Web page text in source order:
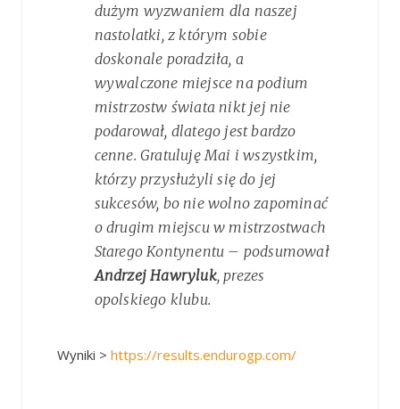
dużym wyzwaniem dla naszej
nastolatki, z którym sobie
doskonale poradziła, a
wywalczone miejsce na podium
mistrzostw świata nikt jej nie
podarował, dlatego jest bardzo
cenne. Gratuluję Mai i wszystkim,
którzy przysłużyli się do jej
sukcesów, bo nie wolno zapominać
o drugim miejscu w mistrzostwach
Starego Kontynentu – podsumował
Andrzej Hawryluk, prezes
opolskiego klubu.
Wyniki > https://results.endurogp.com/